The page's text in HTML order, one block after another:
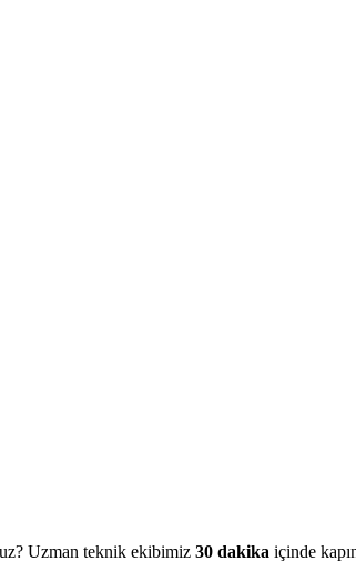
Uzman teknik ekibimiz 30 dakika içinde